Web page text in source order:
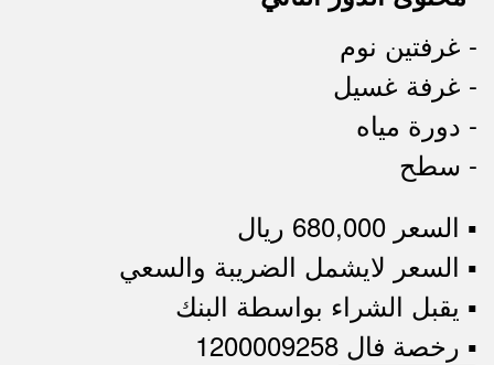
- غرفتين نوم
- غرفة غسيل
- دورة مياه
- سطح
▪︎ السعر 680,000 ريال
▪︎ السعر لايشمل الضريبة والسعي
▪︎ يقبل الشراء بواسطة البنك
▪︎ رخصة فال 1200009258